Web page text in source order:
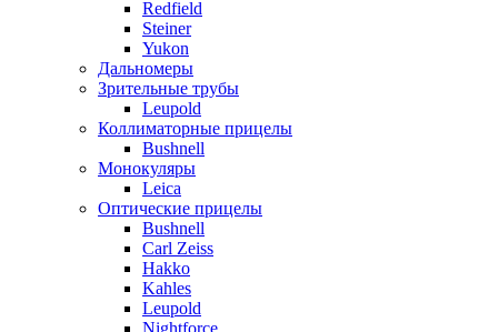
Redfield
Steiner
Yukon
Дальномеры
Зрительные трубы
Leupold
Коллиматорные прицелы
Bushnell
Монокуляры
Leica
Оптические прицелы
Bushnell
Carl Zeiss
Hakko
Kahles
Leupold
Nightforce